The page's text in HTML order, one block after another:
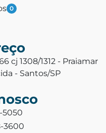
0
cj 1308/1312 - Praiamar
- Santos/SP
5050
3600